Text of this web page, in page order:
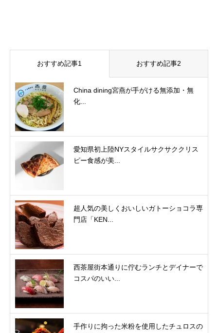
おすすめ記事1 おすすめ記事2
China dining宮燕が手がける無添加・無
化...
愛知県初上陸NYスタイルサクサククリス
ピー食感が美...
超人気の美しくおいしいガトーショコラ専
門店「KEN...
西茶屋街本通りに佇むランチとデイナーで
コスパのいい...
手作りに拘った米粉を使用したチュロスの